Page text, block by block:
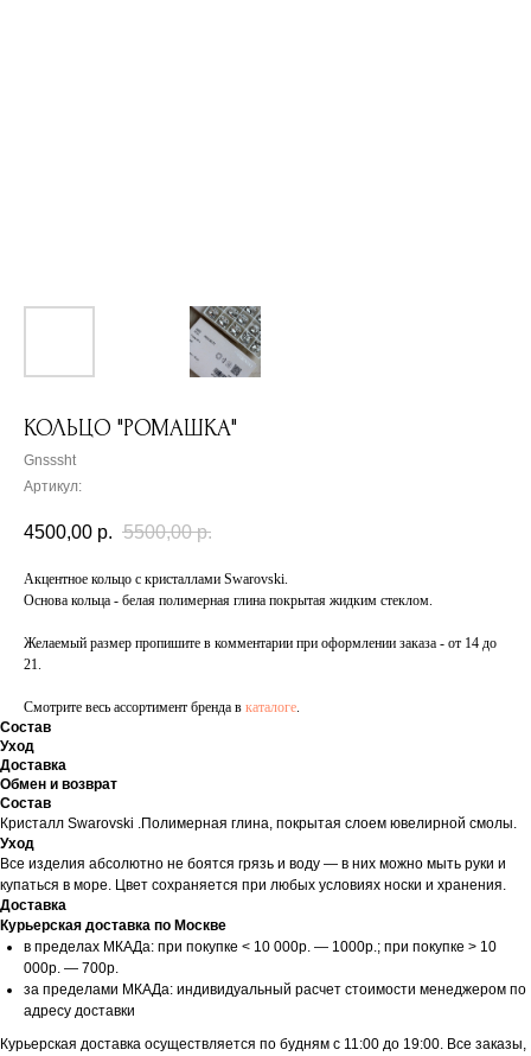
КОЛЬЦО "РОМАШКА"
Gnsssht
Артикул:
4500,00 р. 5500,00 р.
Акцентное кольцо с кристаллами Swarovski.
Основа кольца - белая полимерная глина покрытая жидким стеклом.
Желаемый размер пропишите в комментарии при оформлении заказа - от 14 до
21.
Смотрите весь ассортимент бренда в каталоге.
Состав
Уход
Доставка
Обмен и возврат
Состав
Кристалл Swarovski .Полимерная глина, покрытая слоем ювелирной смолы.
Уход
Все изделия абсолютно не боятся грязь и воду — в них можно мыть руки и
купаться в море. Цвет сохраняется при любых условиях носки и хранения.
Доставка
Курьерская доставка по Москве
в пределах МКАДа: при покупке < 10 000р. — 1000р.; при покупке > 10
000р. — 700р.
за пределами МКАДа: индивидуальный расчет стоимости менеджером по
адресу доставки
Курьерская доставка осуществляется по будням с 11:00 до 19:00. Все заказы,